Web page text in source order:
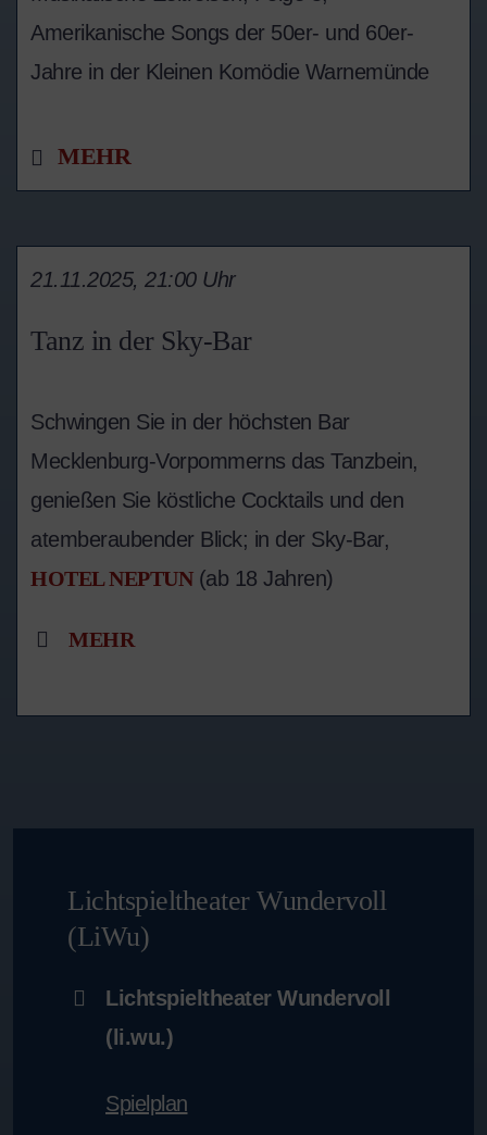
Amerikanische Songs der 50er- und 60er-
Jahre in der Kleinen Komödie Warnemünde
MEHR
Tanz in der Sky-Bar
21.11.2025, 21:00 Uhr
Schwingen Sie in der höchsten Bar
Mecklenburg-Vorpommerns das Tanzbein,
genießen Sie köstliche Cocktails und den
atemberaubender Blick; in der Sky-Bar,
HOTEL NEPTUN(ab 18 Jahren)
MEHR
Lichtspieltheater Wundervoll
(LiWu)
Lichtspieltheater Wundervoll
(li.wu.)
Spielplan